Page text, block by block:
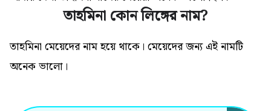
তাহমিনা কোন লিঙ্গের নাম?
তাহমিনা মেয়েদের নাম হয়ে থাকে। মেয়েদের জন্য এই নামটি
অনেক ভালো ।